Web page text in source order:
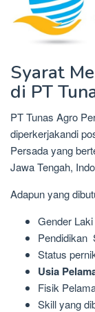
Syarat
di PT
PT Tunas Agro
diperkerjakandi
Persada yang
Jawa Tengah,
Adapun yang
Gender
Pendidikan
Status
Usia
Fisik
Skill yang